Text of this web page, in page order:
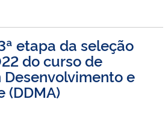
etapa da seleção
do curso de
e
(DDMA)